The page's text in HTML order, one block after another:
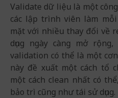
Validate dữ liệu là một
các lập trình viên làm
mặt với nhiều thay đổi về
dụng ngày càng mở
validation có thể là một
này đề xuất một cách tổ
một cách clean nhất có
bảo trì cũng như tái sử dụng.